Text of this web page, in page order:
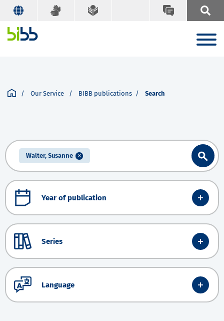
Our Service BIBB publications Search
Walter, Susanne
Year of publication
Series
Language